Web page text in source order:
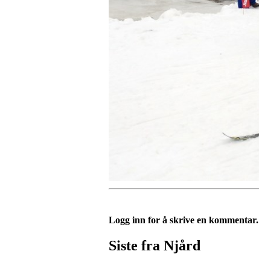
Logg inn for å skrive en kommentar.
Siste fra Njård